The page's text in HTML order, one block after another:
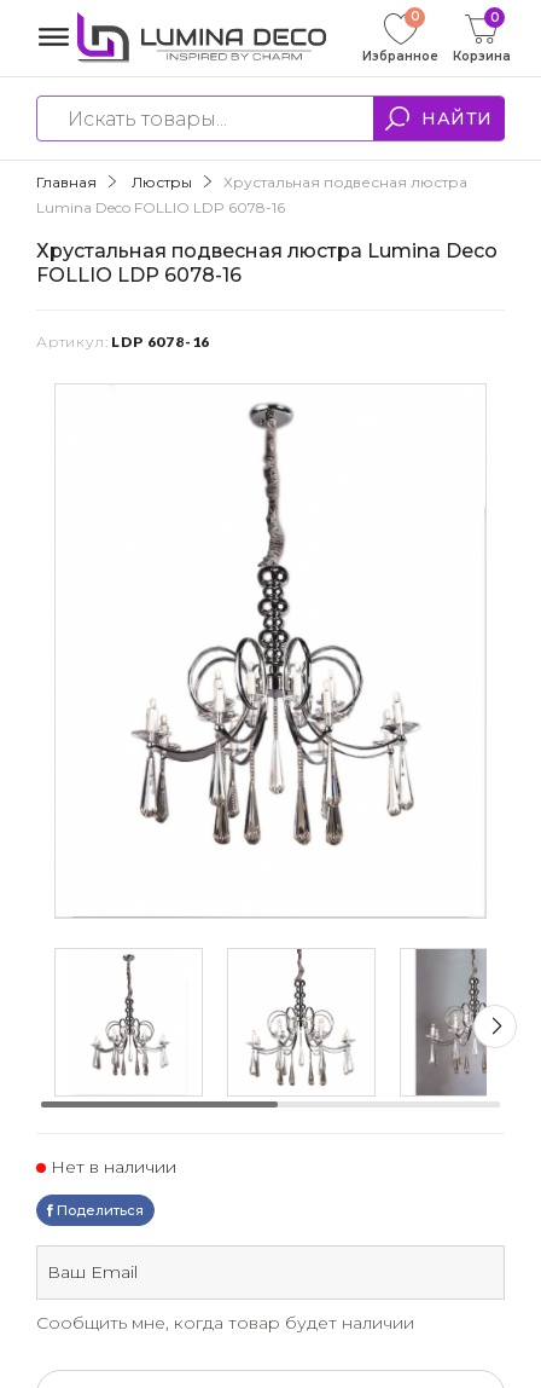
НАЙТИ
0
Избранное Корзина
0
Главная Люстры
Хрустальная подвесная люстра
Lumina Deco FOLLIO LDP 6078-16
Хрустальная подвесная люстра Lumina Deco
FOLLIO LDP 6078-16
Артикул: LDP 6078-16
Нет в наличии
Поделиться
Сообщить мне, когда товар будет наличии